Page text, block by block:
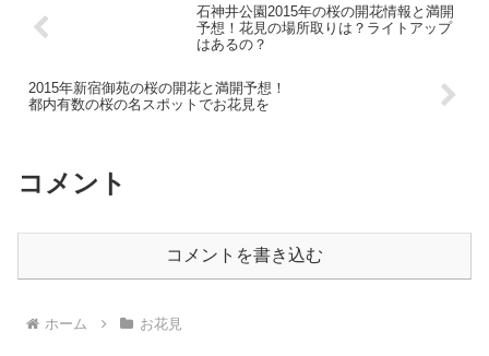
石神井公園2015年の桜の開花情報と満開
予想！花見の場所取りは？ライトアップ
はあるの？
2015年新宿御苑の桜の開花と満開予想！
都内有数の桜の名スポットでお花見を
コメント
コメントを書き込む
ホーム お花見